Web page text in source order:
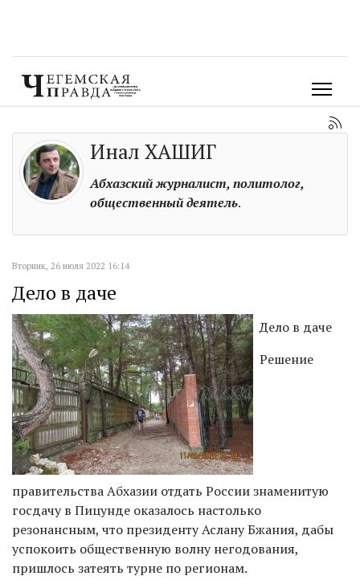
Инал ХАШИГ
Абхазский журналист, политолог,
общественный деятель.
Вторник, 26 июля 2022 16:14
Дело в даче
Дело в даче
Решение
правительства Абхазии отдать России знаменитую
госдачу в Пицунде оказалось настолько
резонансным, что президенту Аслану Бжания, дабы
успокоить общественную волну негодования,
пришлось затеять турне по регионам.